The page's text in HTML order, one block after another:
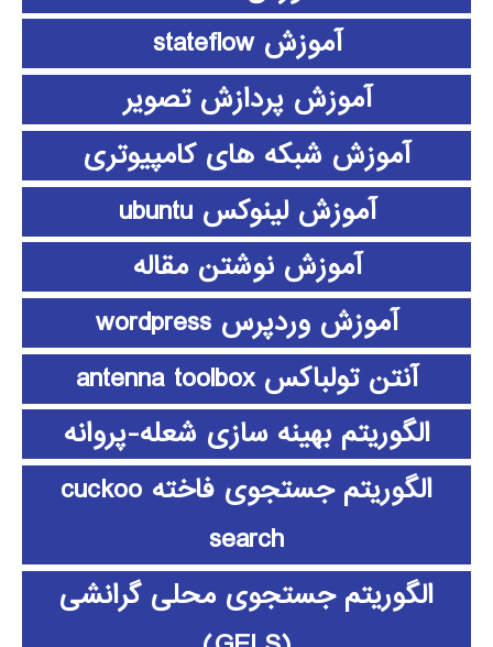
آموزش stateflow
آموزش پردازش تصویر
آموزش شبکه های کامپیوتری
آموزش لینوکس ubuntu
آموزش نوشتن مقاله
آموزش وردپرس wordpress
آنتن تولباکس antenna toolbox
الگوریتم بهینه سازی شعله-پروانه
الگوریتم جستجوی فاخته cuckoo
search
الگوریتم جستجوی محلی گرانشی